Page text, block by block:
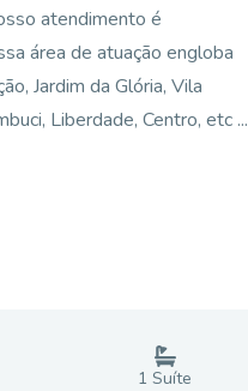
atendimento é
área de atuação engloba
Jardim da Glória, Vila
Liberdade, Centro, etc ...
1 Suíte